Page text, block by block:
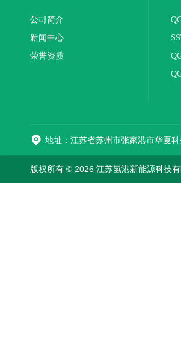
公司简介
新闻中心
荣誉资质
电
地址：江苏省苏州市张家港市华夏
版权所有 © 2026 江苏氢港新能源科技